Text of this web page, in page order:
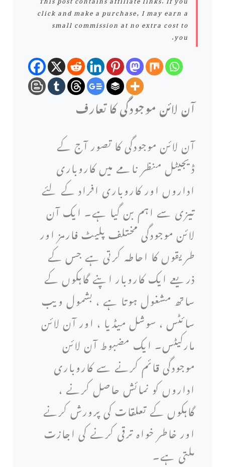
click and make a purchase, I may earn a
small commission at no extra cost to
you.
آن لائن موجودگی کا تعارف
آن لائن موجودگی کا تصور آج کے
ڈیجیٹل منظر نامے میں کاروباری
اداروں اور کاروباری افراد کے لئے
تیزی سے اہم بن گیا ہے۔ ایک آن
لائن موجودگی مختلف پلیٹ فارمز اور
طریقوں کا احاطہ کرتی ہے جس کے
ذریعے ایک کاروبار اپنے گاہکوں کے
ساتھ مشغول ہوتا ہے ، بشمول ویب
سائٹس ، سوشل میڈیا ، اور آن لائن
مارکیٹس۔ ایک مضبوط آن لائن
موجودگی قائم کرنے سے کاروباری
اداروں کو نمائش حاصل کرنے ،
گاہکوں کے تعلقات کی پرورش کرنے
اور خاطر خواہ ترقی کرنے کی اجازت
ملتی ہے۔